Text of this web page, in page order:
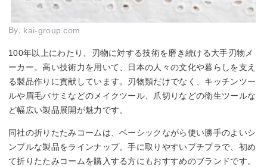
By: kai-group.com
100年以上にわたり、刃物に対する技術を磨き続ける大手刃物メ
ーカー。高い技術力を用いて、日本の人々の文化や暮らしを支え
る製品作りに貢献しています。刃物類だけでなく、キッチンツー
ルや眉毛バサミなどのメイクツール、爪切りなどの衛生ツールな
ど幅広い製品展開が魅力です。
同社の折りたたみコームは、ベーシックながら使い勝手のよいシ
ンプルな製品をラインナップ。手に取りやすいプチプラで、初め
て折りたたみコームを購入する方にもおすすめのブランドです。